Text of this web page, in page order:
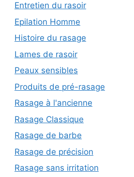
Entretien du rasoir
Epilation Homme
Histoire du rasage
Lames de rasoir
Peaux sensibles
Produits de pré-rasage
Rasage à l'ancienne
Rasage Classique
Rasage de barbe
Rasage de précision
Rasage sans irritation